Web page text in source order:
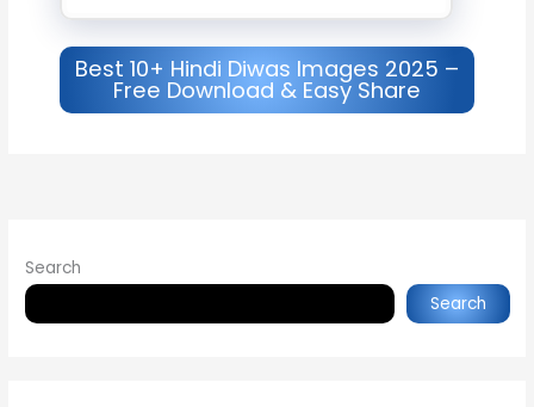
Best 10+ Hindi Diwas Images 2025 –
Free Download & Easy Share
Search
Search